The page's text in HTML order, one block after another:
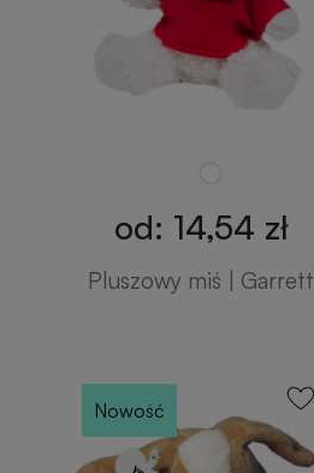
od: 14,54 zł
Pluszowy miś | Garrett
Nowość